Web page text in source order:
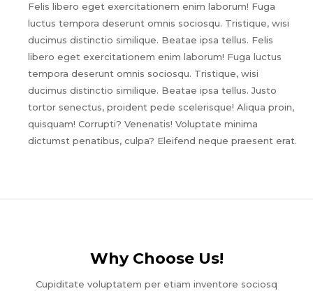
Felis libero eget exercitationem enim laborum! Fuga
luctus tempora deserunt omnis sociosqu. Tristique, wisi
ducimus distinctio similique. Beatae ipsa tellus. Felis
libero eget exercitationem enim laborum! Fuga luctus
tempora deserunt omnis sociosqu. Tristique, wisi
ducimus distinctio similique. Beatae ipsa tellus. Justo
tortor senectus, proident pede scelerisque! Aliqua proin,
quisquam! Corrupti? Venenatis! Voluptate minima
dictumst penatibus, culpa? Eleifend neque praesent erat.
Why Choose Us!​
Cupiditate voluptatem per etiam inventore sociosq